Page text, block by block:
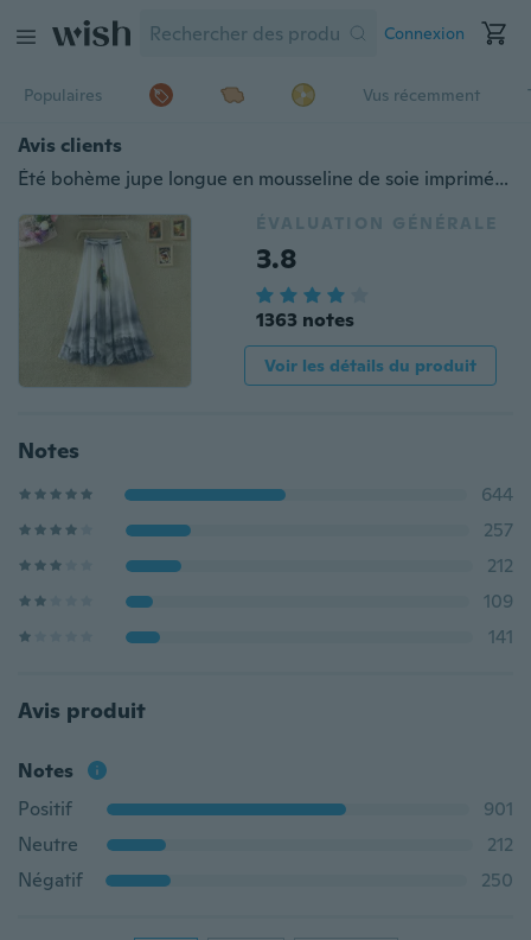
Connexion
Populaires Vus récemment
Avis clients
Été bohème jupe longue en mousseline de soie imprimé élégant jupes décontractées
ÉVALUATION GÉNÉRALE
3.8
1363 notes
Voir les détails du produit
Notes
644
257
212
109
141
Avis produit
Notes
Positif
901
Neutre
212
Négatif
250